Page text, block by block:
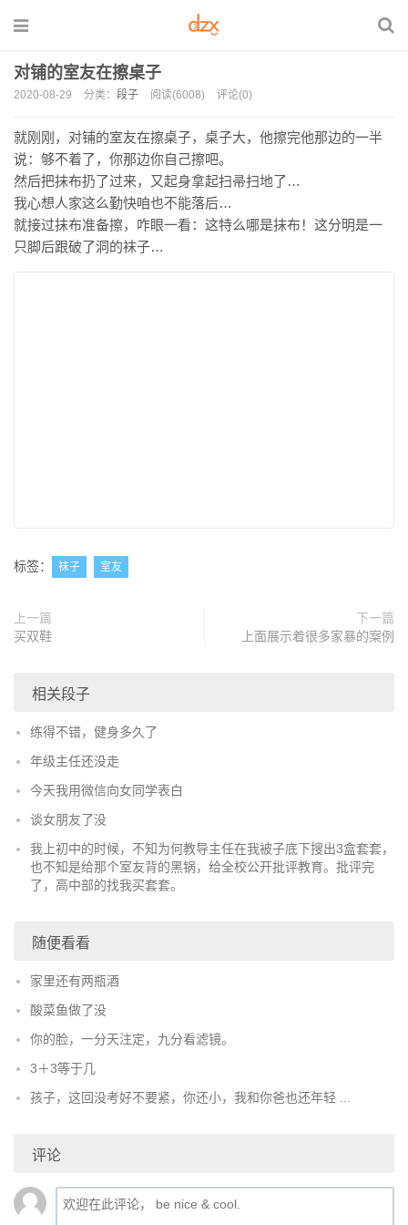
对铺的室友在擦桌子
2020-08-29 分类： 段子 阅读(6008) 评论(0)
就刚刚，对铺的室友在擦桌子，桌子大，他擦完他那边的一半
说：够不着了，你那边你自己擦吧。
然后把抹布扔了过来，又起身拿起扫帚扫地了…
我心想人家这么勤快咱也不能落后…
就接过抹布准备擦，咋眼一看：这特么哪是抹布！这分明是一
只脚后跟破了洞的袜子…
标签： 袜子 室友
上一篇
买双鞋
下一篇
上面展示着很多家暴的案例
相关段子
练得不错，健身多久了
年级主任还没走
今天我用微信向女同学表白
谈女朋友了没
我上初中的时候，不知为何教导主任在我被子底下搜出3盒套套，
也不知是给那个室友背的黑锅，给全校公开批评教育。批评完
了，高中部的找我买套套。
随便看看
家里还有两瓶酒
酸菜鱼做了没
你的脸，一分天注定，九分看滤镜。
3＋3等于几
孩子，这回没考好不要紧，你还小，我和你爸也还年轻 ...
评论